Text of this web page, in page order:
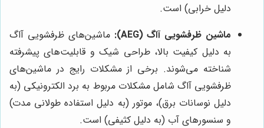
دلیل خرابی) است.
ماشین ظرفشویی آاگ (AEG):
ماشین‌های ظرفشویی آاگ
به دلیل کیفیت بالا، طراحی شیک و قابلیت‌های پیشرفته
شناخته می‌شوند. برخی از مشکلات رایج در ماشین‌های
ظرفشویی آاگ شامل مشکلات مربوط به برد الکترونیکی (به
دلیل نوسانات برق)، موتور (به دلیل استفاده طولانی مدت)
و سنسورهای آب (به دلیل کثیفی) است.